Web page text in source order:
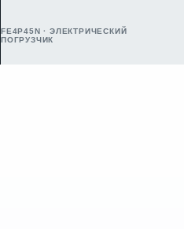
FE4P45N · ЭЛЕКТРИЧЕСКИЙ
ПОГРУЗЧИК